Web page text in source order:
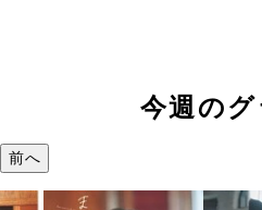
今週の
前へ